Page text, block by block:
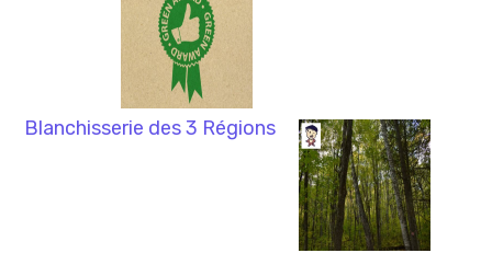
Blanchisserie des 3 Régions